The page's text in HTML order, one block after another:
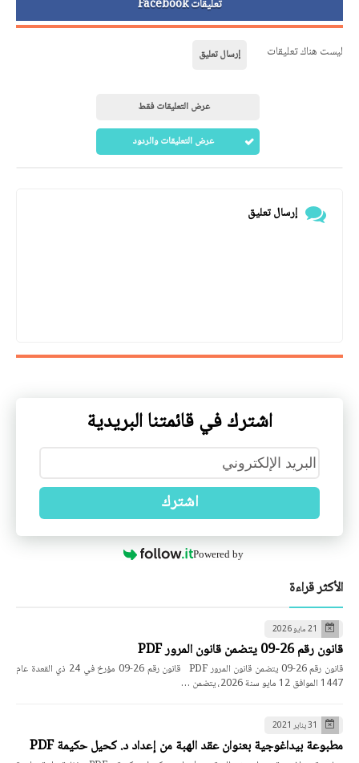
تعليقات Facebook
ليست هناك تعليقات إرسال تعليق
عرض التعليقات فقط
عرض التعليقات والردود
إرسال تعليق
اشترك في قائمتنا البريدية
اشترك
Powered by
الأكثر قراءة
21 مايو 2026
قانون رقم 26-09 يتضمن قانون المرور PDF
قانون رقم 26-09 يتضمن قانون المرور PDF قانون رقم 26-09 مؤرخ في 24 ذي القعدة عام
1447 الموافق 12 مايو سنة 2026، يتضمن …
31 يناير 2021
مطبوعة بيداغوجية بعنوان عقد الهبة من إعداد د. كحيل حكيمة PDF